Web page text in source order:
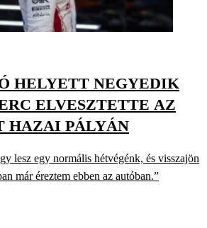
HELYETT NEGYEDIK
ELVESZTETTE AZ
HAZAI PÁLYÁN
lesz egy normális hétvégénk, és visszajön
már éreztem ebben az autóban.”